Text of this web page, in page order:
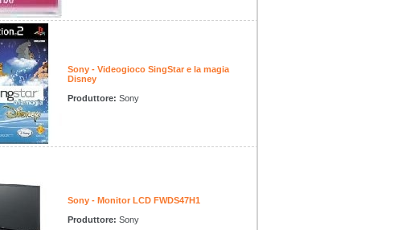
Sony - Videogioco SingStar e la magia
Disney
Produttore: Sony
Sony - Monitor LCD FWDS47H1
Produttore: Sony